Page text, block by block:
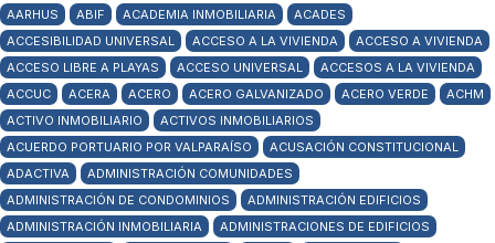
AARHUS
ABIF ACADEMIA INMOBILIARIA
ACADES
ACCESIBILIDAD UNIVERSAL
ACCESO A LA VIVIENDA
ACCESO A VIVIENDA
ACCESO LIBRE A PLAYAS
ACCESO UNIVERSAL
ACCESOS A LA VIVIENDA
ACCUC
ACERA ACERO ACERO GALVANIZADO ACERO VERDE
ACHM
ACTIVO INMOBILIARIO
ACTIVOS INMOBILIARIOS
ACUERDO PORTUARIO POR VALPARAÍSO
ACUSACIÓN CONSTITUCIONAL
ADACTIVA
ADMINISTRACIÓN COMUNIDADES
ADMINISTRACIÓN DE CONDOMINIOS
ADMINISTRACIÓN EDIFICIOS
ADMINISTRACIÓN INMOBILIARIA
ADMINISTRACIONES DE EDIFICIOS